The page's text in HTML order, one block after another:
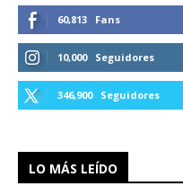
60,813 Fans
10,000 Seguidores
346,900 Seguidores
LO MÁS LEÍDO